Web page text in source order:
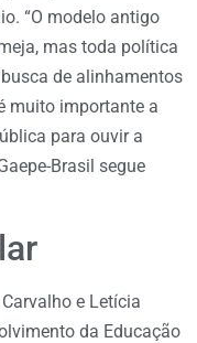
“O modelo antigo
mas toda política
de alinhamentos
muito importante a
para ouvir a
Brasil segue
e Letícia
da Educação